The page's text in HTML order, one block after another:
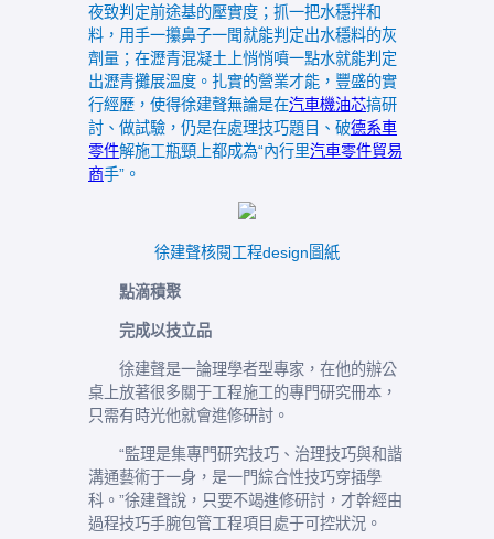
夜致判定前途基的壓實度；抓一把水穩拌和
料，用手一攥鼻子一聞就能判定出水穩料的灰
劑量；在瀝青混凝土上悄悄噴一點水就能判定
出瀝青攤展溫度。扎實的營業才能，豐盛的實
行經歷，使得徐建聲無論是在汽車機油芯搞研
討、做試驗，仍是在處理技巧題目、破德系車
零件解施工瓶頸上都成為“內行里汽車零件貿易
商手”。
徐建聲核閱工程design圖紙
點滴積聚
完成以技立品
徐建聲是一論理學者型專家，在他的辦公
桌上放著很多關于工程施工的專門研究冊本，
只需有時光他就會進修研討。
“監理是集專門研究技巧、治理技巧與和諧
溝通藝術于一身，是一門綜合性技巧穿插學
科。”徐建聲說，只要不竭進修研討，才幹經由
過程技巧手腕包管工程項目處于可控狀況。